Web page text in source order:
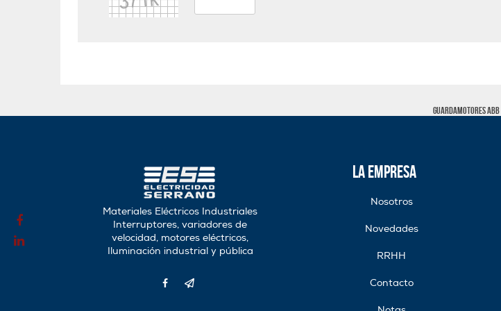
Guardamotores ABB
Materiales Eléctricos Industriales
Interruptores, variadores de
velocidad, motores eléctricos,
Iluminación industrial y pública
La Empresa
Nosotros
Novedades
RRHH
Contacto